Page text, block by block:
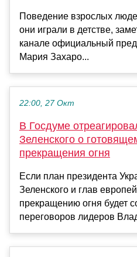
Поведение взрослых
они играли в детстве,
канале официальный
Мария Захаро...
22:00, 27 Окт
В Госдуме
Зеленского о
прекращения огня
Если план президента
Зеленского и глав
прекращению огня будет
переговоров лидеров